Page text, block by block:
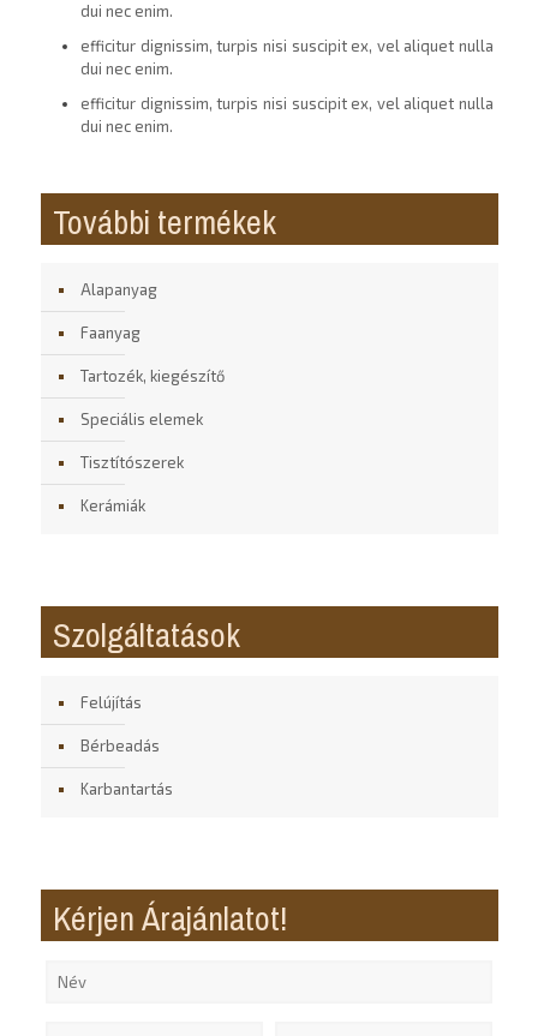
dui nec enim.
efficitur dignissim, turpis nisi suscipit ex, vel aliquet nulla
dui nec enim.
efficitur dignissim, turpis nisi suscipit ex, vel aliquet nulla
dui nec enim.
További termékek
Alapanyag
Faanyag
Tartozék, kiegészítő
Speciális elemek
Tisztítószerek
Kerámiák
Szolgáltatások
Felújítás
Bérbeadás
Karbantartás
Kérjen Árajánlatot!